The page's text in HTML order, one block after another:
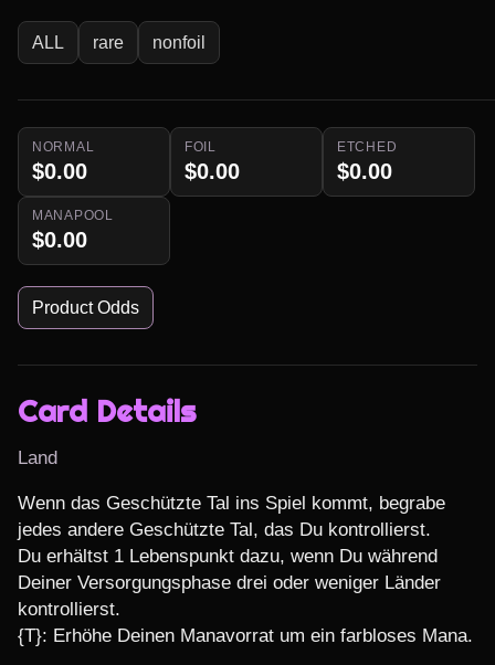
ALL rare nonfoil
NORMAL
$0.00
FOIL
$0.00
ETCHED
$0.00
MANAPOOL
$0.00
Product Odds
Card Details
Land
Wenn das Geschützte Tal ins Spiel kommt, begrabe
jedes andere Geschützte Tal, das Du kontrollierst.
Du erhältst 1 Lebenspunkt dazu, wenn Du während
Deiner Versorgungsphase drei oder weniger Länder
kontrollierst.
{T}: Erhöhe Deinen Manavorrat um ein farbloses Mana.